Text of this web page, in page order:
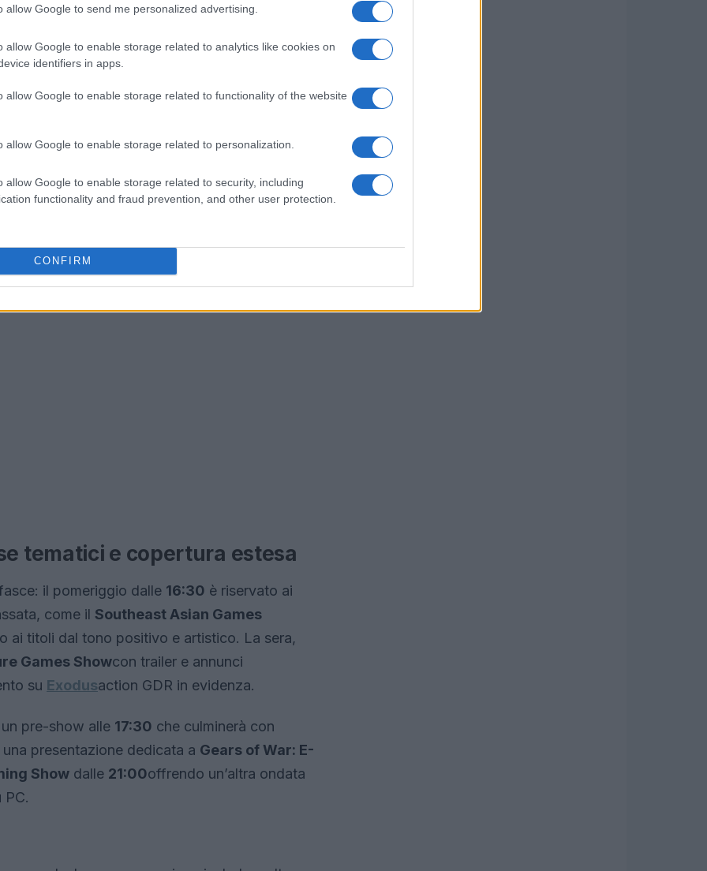
allow Google to send me personalized advertising.
allow Google to enable storage related to analytics like cookies on
identifiers in apps.
allow Google to enable storage related to functionality of the website
allow Google to enable storage related to personalization.
allow Google to enable storage related to security, including
functionality and fraud prevention, and other user protection.
CONFIRM
pre-show dalle18:00e prosegue fino a notte
.
dello show di Geoff Keighley: è
ricorrenti, come ilQuizzone di Mancosu
alterneranno commenti in diretta, reazioni
of the Devsdedicato alle produzioni
tematici e copertura estesa
il pomeriggio dalle 16:30 è riservato ai
come il Southeast Asian Games
ai titoli dal tono positivo e artistico. La sera,
Games Showcon trailer e annunci
su Exodusaction GDR in evidenza.
pre-show alle 17:30 che culminerà con
una presentazione dedicata a Gears of War: E-
Show dalle 21:00offrendo un’altra ondata
PC.